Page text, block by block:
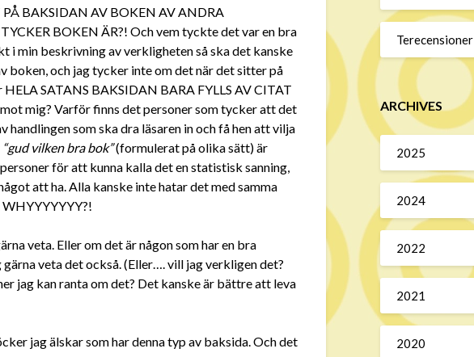
BAKSIDAN AV BOKEN AV ANDRA
BOKEN ÄR?! Och vem tyckte det var en bra
i min beskrivning av verkligheten så ska det kanske
boken, och jag tycker inte om det när det sitter på
SATANS BAKSIDAN BARA FYLLS AV CITAT
mig? Varför finns det personer som tycker att det
handlingen som ska dra läsaren in och få hen att vilja
“gud vilken bra bok”(formulerat på olika sätt) är
för att kunna kalla det en statistisk sanning,
att ha. Alla kanske inte hatar det med samma
WHYYYYYYY?!
veta. Eller om det är någon som har en bra
veta det också. (Eller…. vill jag verkligen det?
jag kan ranta om det? Det kanske är bättre att leva
jag älskar som har denna typ av baksida. Och det
Terecensioner
ARCHIVES
2025
2024
2022
2021
2020